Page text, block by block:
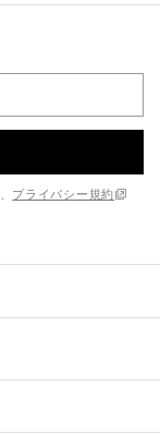
プライバシー規約